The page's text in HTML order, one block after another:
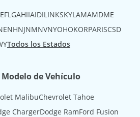
FL GAHIIAIDIL INKSKYLAMAMDME
NHNJNMNVNYOHOKORPARISCSD
Todos los Estados
de Vehículo
MalibuChevrolet Tahoe
ChargerDodge RamFord Fusion